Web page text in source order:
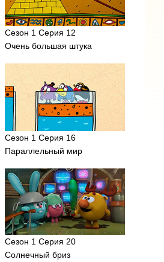
Сезон 1 Серия 12
Очень большая штука
Сезон 1 Серия 16
Параллельный мир
Сезон 1 Серия 20
Солнечный бриз